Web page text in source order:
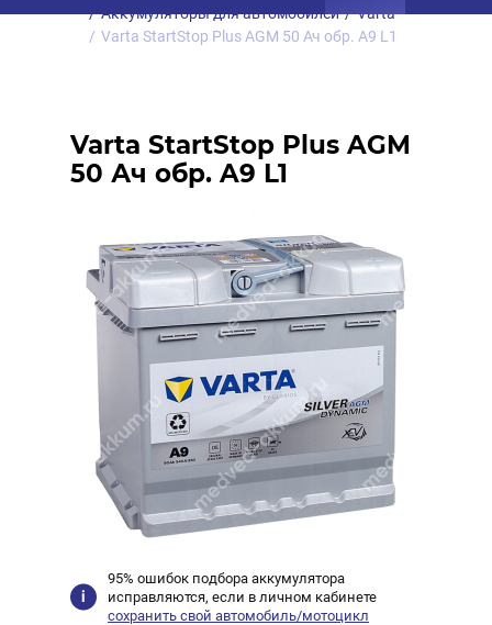
/ Аккумуляторы для автомобилей / Varta
/ Varta StartStop Plus AGM 50 Ач обр. A9 L1
Varta StartStop Plus AGM
50 Ач обр. A9 L1
95% ошибок подбора аккумулятора
исправляются, если в личном кабинете
сохранить свой автомобиль/мотоцикл